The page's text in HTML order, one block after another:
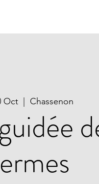
Oct
  |
Chassenon